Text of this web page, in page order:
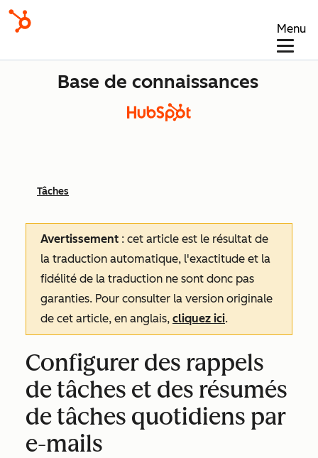
Menu
Base de connaissances
Tâches
Avertissement : cet article est le résultat de
la traduction automatique, l'exactitude et la
fidélité de la traduction ne sont donc pas
garanties. Pour consulter la version originale
de cet article, en anglais, cliquez ici.
Configurer des rappels
de tâches et des résumés
de tâches quotidiens par
e-mails